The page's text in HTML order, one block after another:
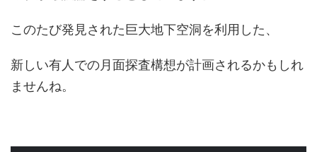
このたび発見された巨大地下空洞を利用した、
新しい有人での月面探査構想が計画されるかもしれ
ませんね。